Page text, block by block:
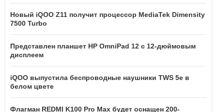
Новый iQOO Z11 получит процессор MediaTek Dimensity
7500 Turbo
Представлен планшет HP OmniPad 12 с 12-дюймовым
дисплеем
iQOO выпустила беспроводные наушники TWS 5e в
белом цвете
Флагман REDMI K100 Pro Max будет оснащен 200-